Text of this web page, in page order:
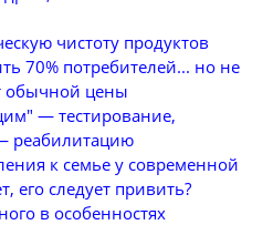
чистоту продуктов
70% потребителей... но не
обычной цены
— тестирование,
реабилитацию
к семье у современной
его следует привить?
в особенностях